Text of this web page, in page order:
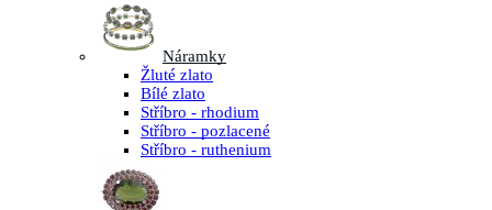
Náramky
Žluté zlato
Bílé zlato
Stříbro - rhodium
Stříbro - pozlacené
Stříbro - ruthenium